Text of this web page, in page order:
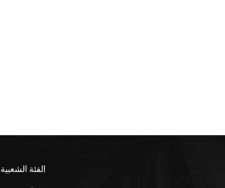
الفئة الشعبية